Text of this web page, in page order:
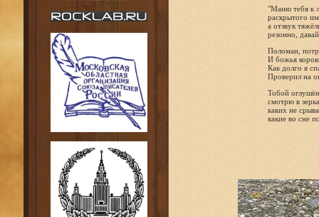
"Маню тебя к
раскрытого
а отзвук
резонно,
Поломан,
И божья
Как долго я
Проверил на
Тобой
смотрю в
каких не
какие во сне